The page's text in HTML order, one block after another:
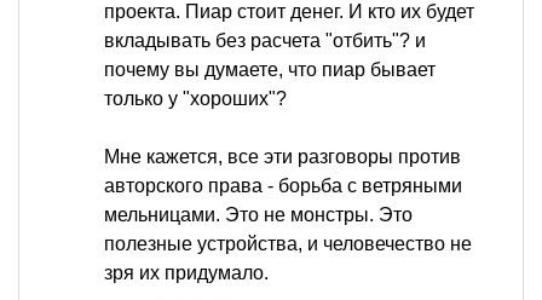
проекта. Пиар стоит денег. И кто их будет
вкладывать без расчета "отбить"? и
почему вы думаете, что пиар бывает
только у "хороших"?
Мне кажется, все эти разговоры против
авторского права - борьба с ветряными
мельницами. Это не монстры. Это
полезные устройства, и человечество не
зря их придумало.